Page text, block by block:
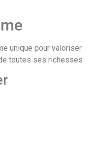
unique pour valoriser
toutes ses richesses